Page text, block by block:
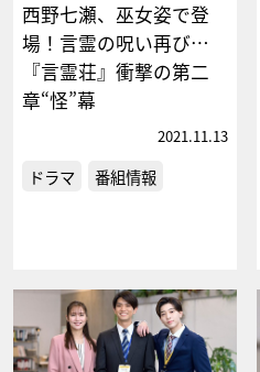
西野七瀬、巫女姿で登
場！言霊の呪い再び…
『言霊荘』衝撃の第二
章“怪”幕
2021.11.13
ドラマ 番組情報